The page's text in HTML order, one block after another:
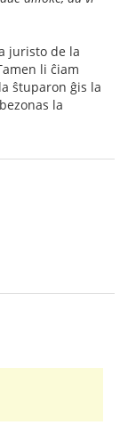
juristo de la
li ĉiam
ŝtuparon ĝis la
la